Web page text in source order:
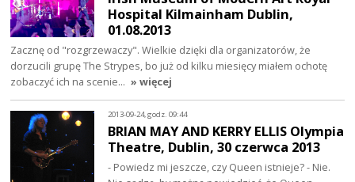
Hospital Kilmainham Dublin,
01.08.2013
Zacznę od "rozgrzewaczy". Wielkie dzięki dla organizatorów, że
dorzucili grupę The Strypes, bo już od kilku miesięcy miałem ochotę
zobaczyć ich na scenie… » więcej
2013-09-24, godz. 09:44
BRIAN MAY AND KERRY ELLIS Olympia
Theatre, Dublin, 30 czerwca 2013
- Powiedz mi jeszcze, czy Queen istnieje? - Nie.